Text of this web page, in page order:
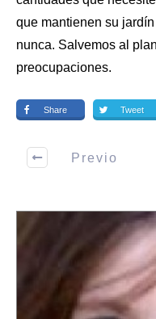
que mantienen su
nunca. Salvemos al
preocupaciones.
Share Tweet
Previo